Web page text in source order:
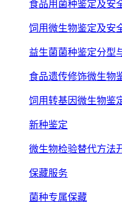
食品用菌种鉴定及安
饲用微生物鉴定及安
益生菌菌种鉴定分型
食品遗传修饰微生物
饲用转基因微生物鉴
新种鉴定
微生物检验替代方法
保藏服务
菌种专属保藏